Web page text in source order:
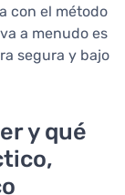
con el método
a menudo es
segura y bajo
y qué